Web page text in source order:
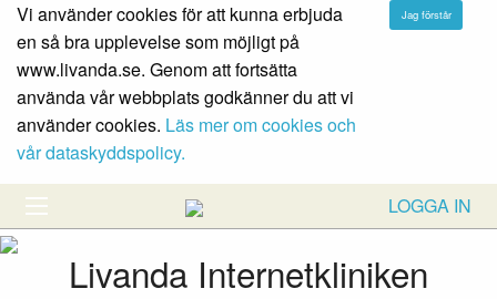
Vi använder cookies för att kunna erbjuda
en så bra upplevelse som möjligt på
www.livanda.se. Genom att fortsätta
använda vår webbplats godkänner du att vi
använder cookies. Läs mer om cookies och
vår dataskyddspolicy.
LOGGA IN
Livanda Internetkliniken